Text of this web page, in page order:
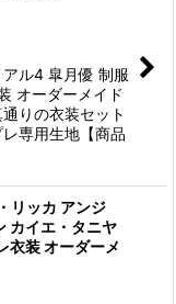
アル4 皐月優 制服
オーダーメイド
りの衣装セット
専用生地【商品
リッカ アンジ
カイエ・タニヤ
衣装 オーダーメ